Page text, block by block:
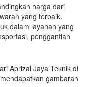
harga dari
yang terbaik.
dalam layanan yang
penggantian
Aprizal Jaya Teknik di
gambaran